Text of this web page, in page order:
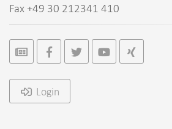
Fax +49 30 212341 410
Login